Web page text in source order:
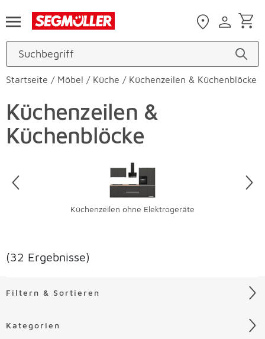
Startseite / Möbel / Küche / Küchenzeilen & Küchenblöcke
Küchenzeilen &
Küchenblöcke
(32 Ergebnisse)
Küchenzeilen ohne Elektrogeräte
Filtern & Sortieren
Kategorien